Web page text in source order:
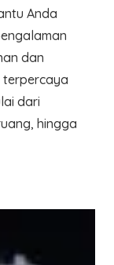
Anda
dan
terpercaya
dari
hingga